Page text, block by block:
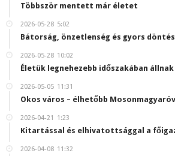
Többször mentett már életet
2026-05-28 5:02
Bátorság, önzetlenség és gyors
2026-05-28 10:02
Életük legnehezebb időszakában
2026-05-05 11:31
Okos város – élhetőbb
2026-04-21 1:23
Kitartással és elhivatottsággal a
2026-04-08 11:32